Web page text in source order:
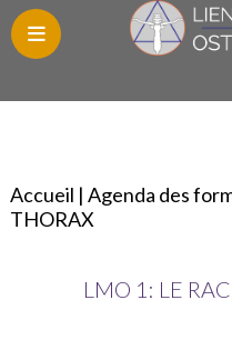
Accueil | Agenda des
THORAX
LMO 1: LE